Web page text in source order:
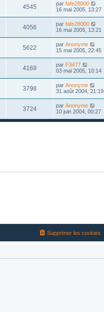
4545 par fafe28000
16 mai 2005, 13:27
4056 par fafe28000
16 mai 2005, 13:21
5622 par Anonyme
15 mai 2005, 22:45
4169 par F3477
03 mai 2005, 10:14
3798 par Anonyme
31 août 2004, 21:19
3724 par Anonyme
10 juin 2004, 00:27
Supprimer les cookies